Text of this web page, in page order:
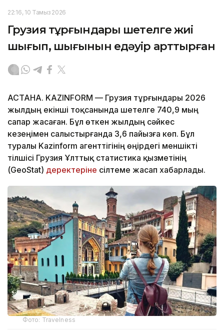
22:16, 10 Тамыз 2026
Грузия тұрғындары шетелге жиі
шығып, шығынын едәуір арттырған
АСТАНА. KAZINFORM — Грузия тұрғындары 2026
жылдың екінші тоқсанында шетелге 740,9 мың
сапар жасаған. Бұл өткен жылдың сәйкес
кезеңімен салыстырғанда 3,6 пайызға көп. Бұл
туралы Kazinform агенттігінің өңірдегі меншікті
тілшісі Грузия Ұлттық статистика қызметінің
(GeoStat) деректеріне сілтеме жасап хабарлады.
Фото: Travelness